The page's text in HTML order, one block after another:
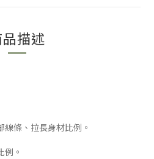
描述
條、拉長身材比例。
例。